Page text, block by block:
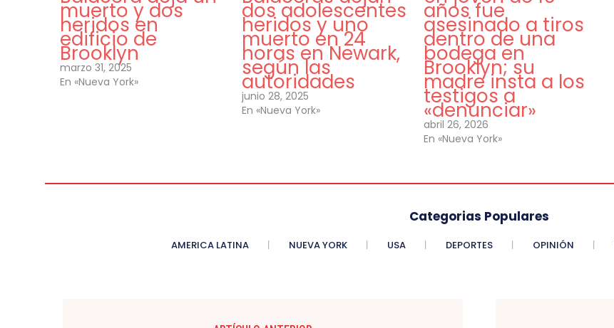
muerto y dos
heridos en
edificio de
Brooklyn
marzo 31, 2025
En «Nueva York»
dos adolescentes
heridos y uno
muerto en 24
horas en Newark,
según las
autoridades
junio 28, 2025
En «Nueva York»
años fue
asesinado a tiros
dentro de una
bodega en
Brooklyn; su
madre insta a los
testigos a
«denunciar»
abril 26, 2026
En «Nueva York»
Categorias Populares
AMERICA LATINA NUEVA YORK USA DEPORTES OPINIÓN